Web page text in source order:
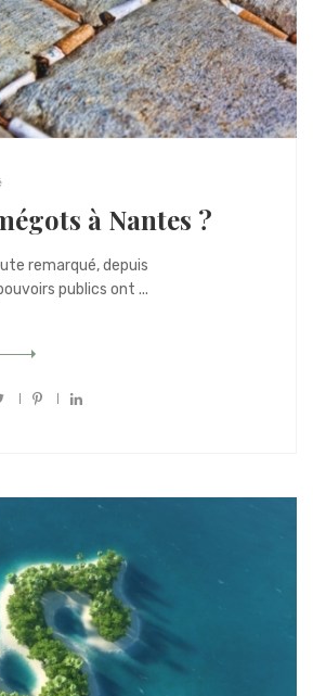
à Nantes ?
remarqué, depuis
publics ont ...